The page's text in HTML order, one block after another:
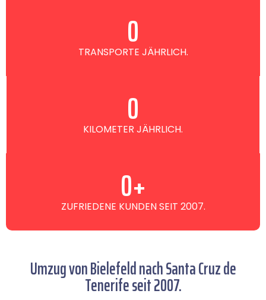
TRANSPORTE JÄHRLICH.
0
KILOMETER JÄHRLICH.
0
ZUFRIEDENE KUNDEN SEIT 2007.
0+
Umzug von Bielefeld nach Santa Cruz de
Tenerife seit 2007.